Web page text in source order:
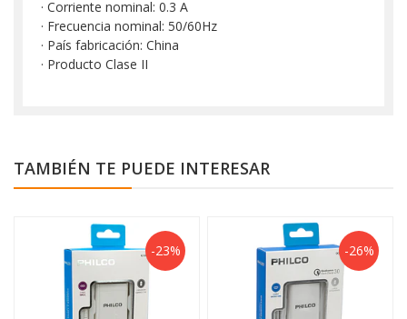
· Corriente nominal: 0.3 A
· Frecuencia nominal: 50/60Hz
· País fabricación: China
· Producto Clase II
TAMBIÉN TE PUEDE INTERESAR
-23% -26%